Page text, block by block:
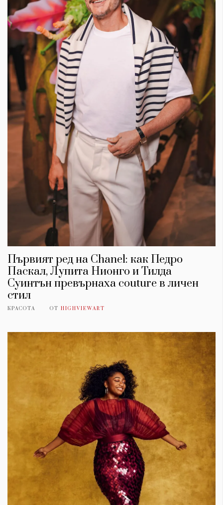
Първият ред на Chanel: как Педро
Паскал, Лупита Нионго и Тилда
Суинтън превърнаха couture в личен
стил
КРАСОТА ОТ HIGHVIEWART